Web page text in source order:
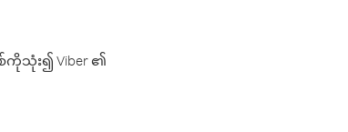
သုံး၍ Viber ၏